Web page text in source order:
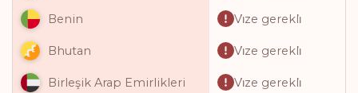
Benin Vi̇ze gerekli̇
Bhutan Vi̇ze gerekli̇
Birleşik Arap Emirlikleri Vi̇ze gerekli̇